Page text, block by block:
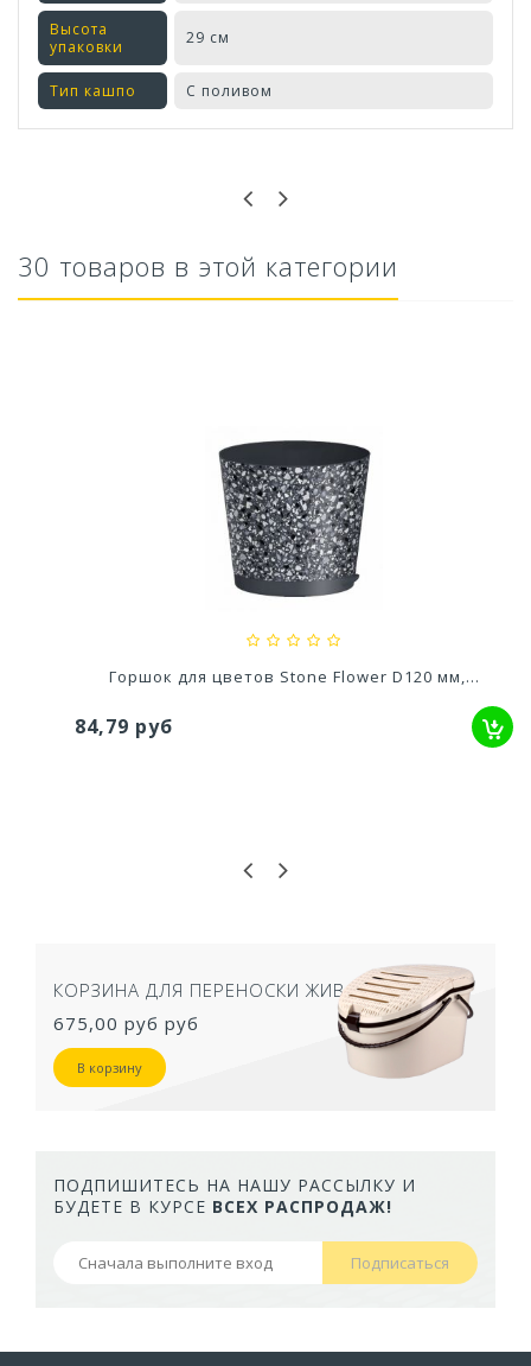
Высота
упаковки
29 см
Тип кашпо С поливом
Ускоритель компоста 60гр
30 товаров в этой категории
Горшок для цветов Stone Flower D120 мм,...
84,79 руб
ТУАЛЕТ ДЛЯ КОШЕК ЗАКРЫТЫЙ СЕРЫЙ
50,5Х39Х41 СМ
957,40 руб
В корзину
ПОДПИШИТЕСЬ НА НАШУ РАССЫЛКУ И
БУДЕТЕ В КУРСЕ ВСЕХ РАСПРОДАЖ!
Подписаться